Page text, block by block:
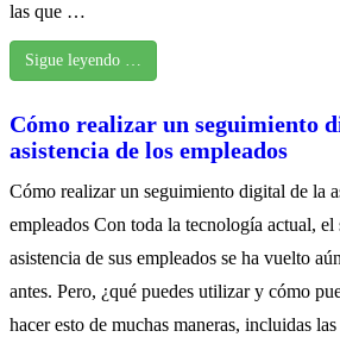
las que …
Sigue leyendo …
Cómo realizar un seguimiento
asistencia de los empleados
Cómo realizar un seguimiento digital de la
empleados Con toda la tecnología actual,
asistencia de sus empleados se ha vuelto
antes. Pero, ¿qué puedes utilizar y cómo
hacer esto de muchas maneras, incluidas